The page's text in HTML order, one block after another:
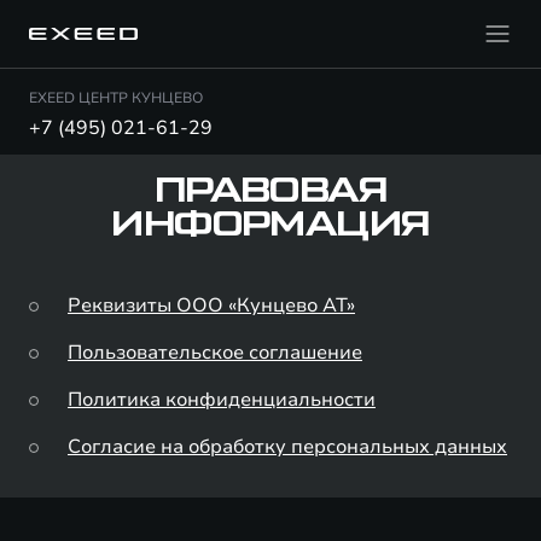
EXEED ЦЕНТР КУНЦЕВО
+7 (495) 021-61-29
ПРАВОВАЯ
ИНФОРМАЦИЯ
Реквизиты ООО «Кунцево АТ»
Пользовательское соглашение
Политика конфиденциальности
Согласие на обработку персональных данных